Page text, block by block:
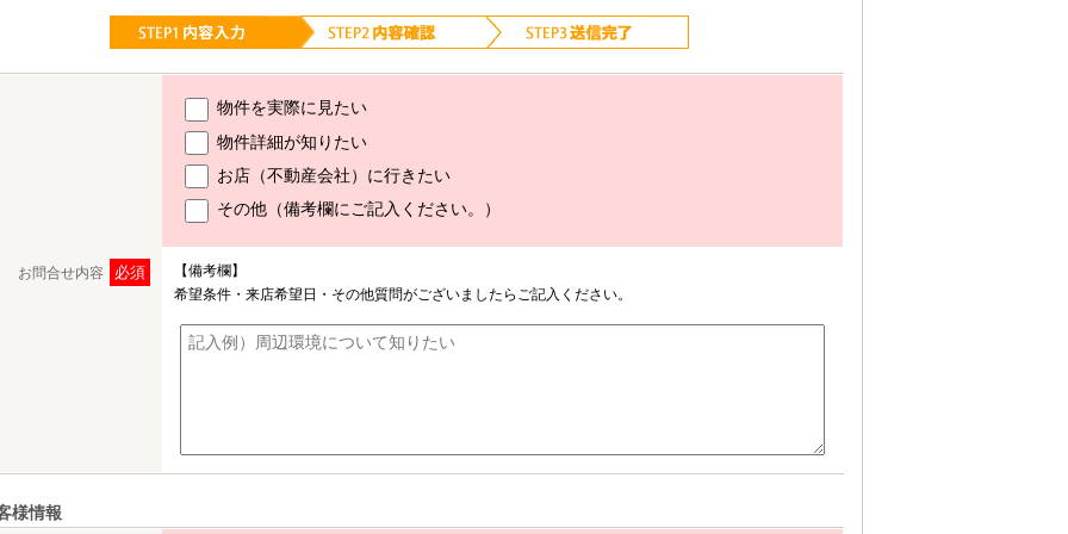
お問合せ内容 必須
物件を実際に見たい
物件詳細が知りたい
お店（不動産会社）に行きたい
その他（備考欄にご記入ください。）
【備考欄】
希望条件・来店希望日・その他質問がございましたらご記入ください。
様情報